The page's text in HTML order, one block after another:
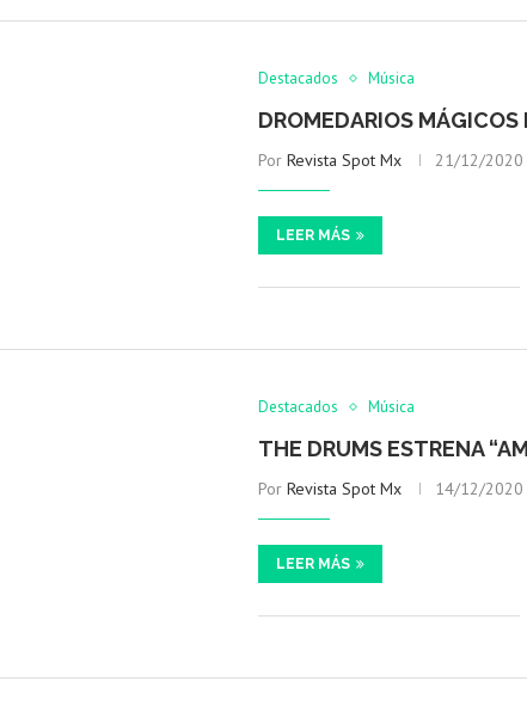
Destacados Música
DROMEDARIOS MÁGICOS
PorRevista Spot Mx 21/12/2020
LEER MÁS
Destacados Música
THE DRUMS ESTRENA
PorRevista Spot Mx 14/12/2020
LEER MÁS